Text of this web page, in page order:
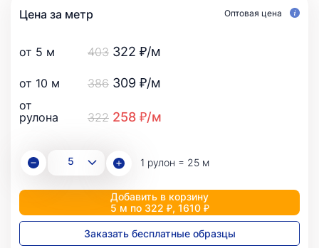
Цена за метр Оптовая цена
от 5 м 403 322 ₽/м
от 10 м 386 309 ₽/м
от
рулона
322 258 ₽/м
1 рулон = 25 м
Добавить в корзину
5 м по 322 ₽, 1610 ₽
Заказать бесплатные образцы